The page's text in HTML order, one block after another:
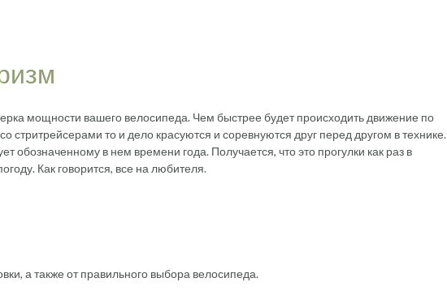
мощности вашего велосипеда. Чем быстрее будет происходить движение по
стритрейсерами то и дело красуются и соревнуются друг перед другом в технике.
обозначенному в нем времени года. Получается, что это прогулки как раз в
Как говорится, все на любителя.
а также от правильного выбора велосипеда.